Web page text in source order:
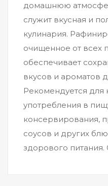
домашнюю
служит вкусная и
кулинария.
очищенное от всех
обеспечивает
вкусов и ароматов
Рекомендуется для
употребления в
консервирования,
соусов и других
здорового